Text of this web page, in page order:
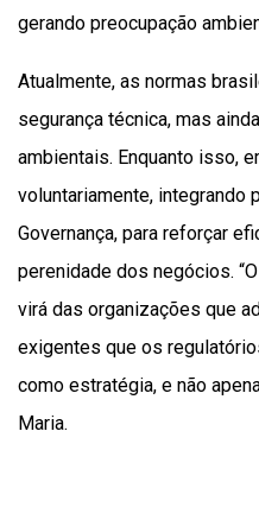
gerando preocupação
Atualmente, as normas
segurança técnica, mas
ambientais. Enquanto isso,
voluntariamente, integrando
Governança, para reforçar
perenidade dos negócios.
virá das organizações que
exigentes que os
como estratégia, e não
Maria.